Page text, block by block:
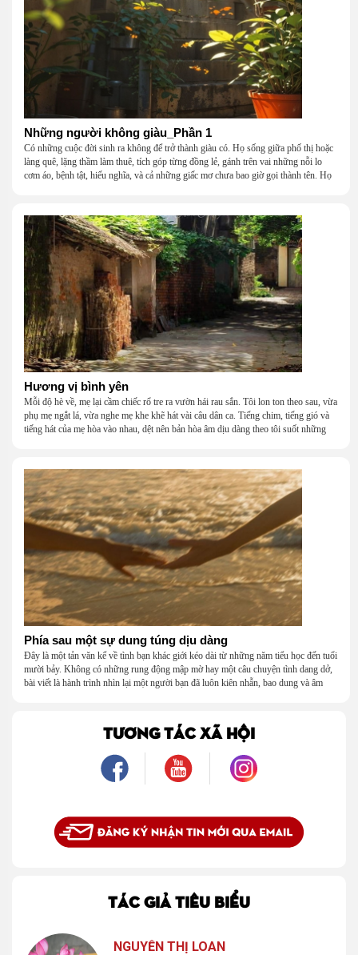
Những người không giàu_Phần 1
Có những cuộc đời sinh ra không để trở thành giàu có. Họ sống giữa phố thị hoặc
làng quê, lặng thầm làm thuê, tích góp từng đồng lẻ, gánh trên vai những nỗi lo
cơm áo, bệnh tật, hiếu nghĩa, và cả những giấc mơ chưa bao giờ gọi thành tên. Họ
một mái nhà bằng lòng thương, bằng sự nhẫn nại và một niềm tin cũ kỹ rằng: dẫu
nghèo đến đâu, cũng còn có nhau để quay về.
Hương vị bình yên
Mỗi độ hè về, mẹ lại cầm chiếc rổ tre ra vườn hái rau sắn. Tôi lon ton theo sau, vừa
phụ mẹ ngắt lá, vừa nghe mẹ khe khẽ hát vài câu dân ca. Tiếng chim, tiếng gió và
tiếng hát của mẹ hòa vào nhau, dệt nên bản hòa âm dịu dàng theo tôi suốt những
Phía sau một sự dung túng dịu dàng
Đây là một tản văn kể về tình bạn khác giới kéo dài từ những năm tiểu học đến tuổi
mười bảy. Không có những rung động mập mờ hay một câu chuyện tình dang dở,
bài viết là hành trình nhìn lại một người bạn đã luôn kiên nhẫn, bao dung và âm
là một mối tình, mà là một người luôn cho tôi quyền được là chính mình.
TƯƠNG TÁC XÃ HỘI
TÁC GIẢ TIÊU BIỂU
NGUYỄN THỊ LOAN